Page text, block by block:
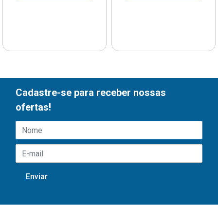
Cadastre-se para receber nossas
ofertas!